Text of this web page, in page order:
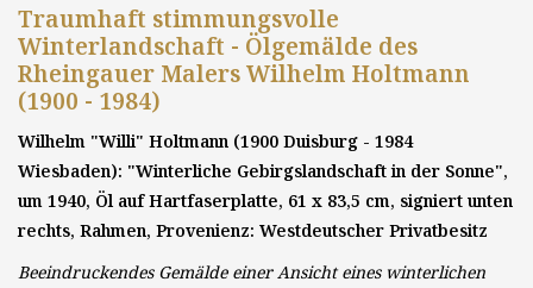
Traumhaft stimmungsvolle
Winterlandschaft - Ölgemälde des
Rheingauer Malers Wilhelm Holtmann
(1900 - 1984)
Wilhelm "Willi" Holtmann (1900 Duisburg - 1984
Wiesbaden): "Winterliche Gebirgslandschaft in der Sonne",
um 1940, Öl auf Hartfaserplatte, 61 x 83,5 cm, signiert unten
rechts, Rahmen, Provenienz: Westdeutscher Privatbesitz
Beeindruckendes Gemälde einer Ansicht eines winterlichen